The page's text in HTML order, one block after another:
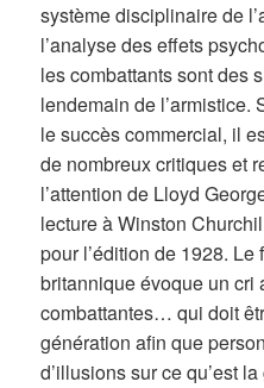
système disciplinaire de
l’analyse des effets
les combattants sont des
lendemain de l’armistice.
le succès commercial, il
de nombreux critiques et
l’attention de Lloyd
lecture à Winston
pour l’édition de 1928.
britannique évoque un cri
combattantes… qui doit
génération afin que
d’illusions sur ce qu’est